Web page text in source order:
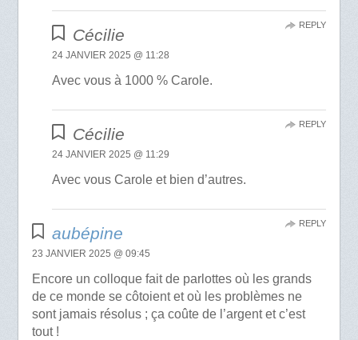
Cécilie
24 JANVIER 2025 @ 11:28
Avec vous à 1000 % Carole.
REPLY
Cécilie
24 JANVIER 2025 @ 11:29
Avec vous Carole et bien d’autres.
REPLY
aubépine
23 JANVIER 2025 @ 09:45
Encore un colloque fait de parlottes où les grands
de ce monde se côtoient et où les problèmes ne
sont jamais résolus ; ça coûte de l’argent et c’est
tout !
REPLY